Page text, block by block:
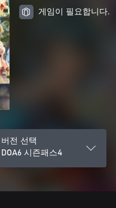
게임이 필요합니다.
버전 선택
DOA6 시즌패스4